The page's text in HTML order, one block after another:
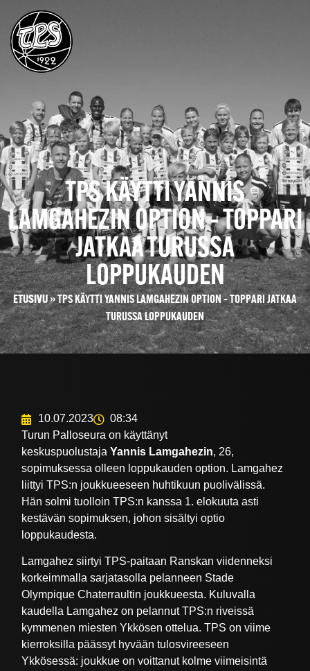
TPS KÄYTTI YANNIS
LAMGAHEZIN OPTION – TOPPARI
JATKAA TURUSSA
LOPPUKAUDEN
ETUSIVU»TPS KÄYTTI YANNIS LAMGAHEZIN OPTION – TOPPARI JATKAA
TURUSSA LOPPUKAUDEN
10.07.2023
08:34
Turun Palloseura on käyttänyt
keskuspuolustajaYannis Lamgahezin, 26,
sopimuksessa olleen loppukauden option. Lamgahez
liittyi TPS:n joukkueeseen huhtikuun puolivälissä.
Hän solmi tuolloin TPS:n kanssa 1. elokuuta asti
kestävän sopimuksen, johon sisältyi optio
loppukaudesta.
Lamgahez siirtyi TPS-paitaan Ranskan viidenneksi
korkeimmalla sarjatasolla pelanneen Stade
Olympique Chaterraultin joukkueesta. Kuluvalla
kaudella Lamgahez on pelannut TPS:n riveissä
kymmenen miesten Ykkösen ottelua. TPS on viime
kierroksilla päässyt hyvään tulosvireeseen
Ykkösessä: joukkue on voittanut kolme viimeisintä